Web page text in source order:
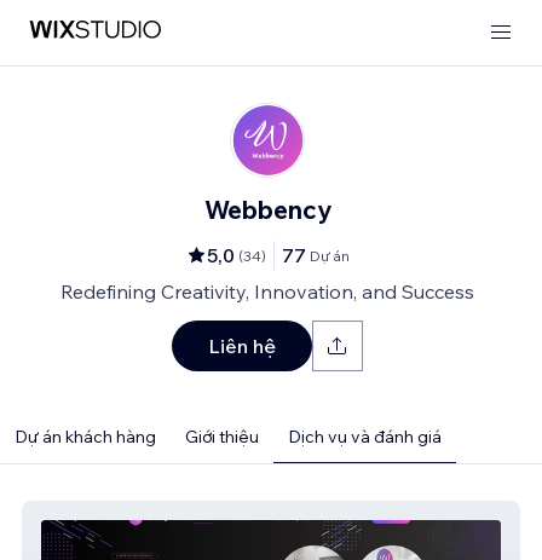
Webbency
5,0 (34) 77 Dự án
Redefining Creativity, Innovation, and Success
Liên hệ
Dự án khách hàng Giới thiệu Dịch vụ và đánh giá